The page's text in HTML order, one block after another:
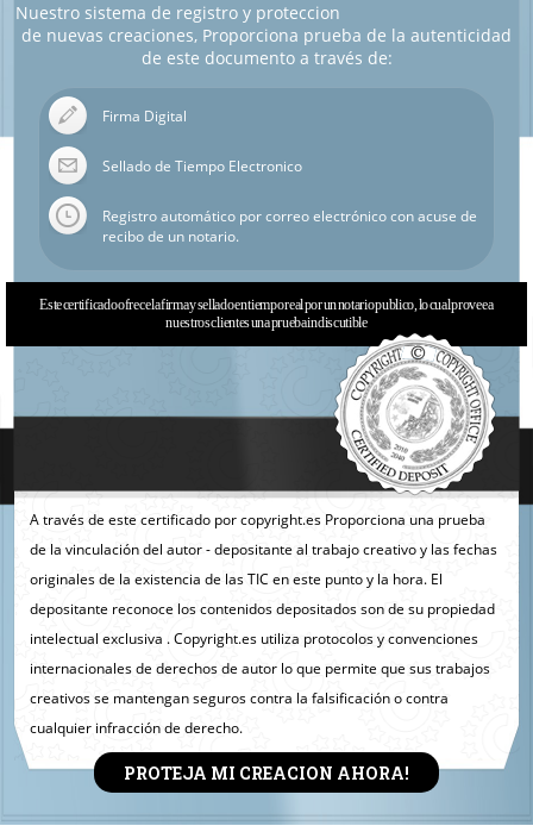
Nuestro sistema de registro y proteccion
de nuevas creaciones, Proporciona prueba de la autenticidad
de este documento a través de:
Firma Digital
Sellado de Tiempo Electronico
Registro automático por correo electrónico con acuse de
recibo de un notario.
Este certificado ofrece la firma y sellado en tiempo real por un notario publico, lo cual provee a
nuestros clientes una prueba indiscutible
A través de este certificado por copyright.es Proporciona una prueba
de la vinculación del autor - depositante al trabajo creativo y las fechas
originales de la existencia de las TIC en este punto y la hora. El
depositante reconoce los contenidos depositados son de su propiedad
intelectual exclusiva . Copyright.es utiliza protocolos y convenciones
internacionales de derechos de autor lo que permite que sus trabajos
creativos se mantengan seguros contra la falsificación o contra
cualquier infracción de derecho.
PROTEJA MI CREACION AHORA!